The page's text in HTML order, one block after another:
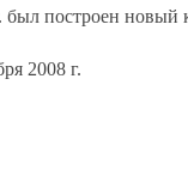
был построен
2008 г.